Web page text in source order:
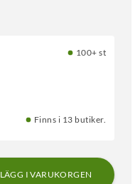
100+ st
Finns i 13 butiker.
LÄGG I VARUKORGEN